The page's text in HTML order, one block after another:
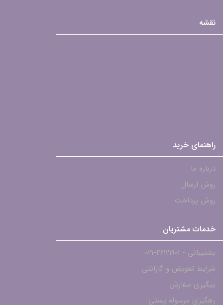
نقشه
راهنمای خرید
درباره ما
روش ارسال
روش پرداخت
خدمات مشتریان
پشتیبانی - ۴۶۱۲۱۹۰۱-021
شرایط تعویض و گارانتی
پیگیری سفارش
رهگیری مرسوله پستی